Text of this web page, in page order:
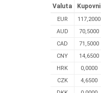
Valuta Kupovni
EUR 117,2000
AUD
70,5000
CAD
71,5000
CNY
14,6500
HRK
0,0000
CZK
4,6500